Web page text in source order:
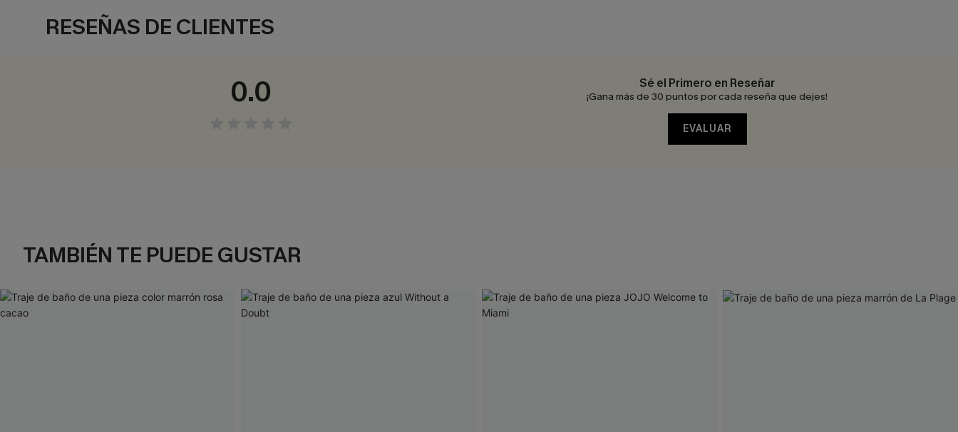
RESEÑAS DE CLIENTES
0.0 Sé el Primero en Reseñar
¡Gana más de 30 puntos por cada reseña que dejes!
EVALUAR
TAMBIÉN TE PUEDE GUSTAR